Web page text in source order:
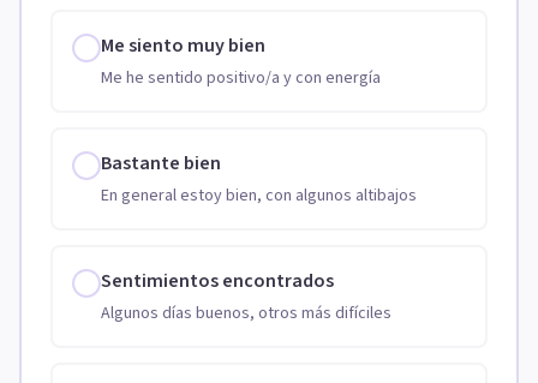
Me siento muy bien
Me he sentido positivo/a y con energía
Bastante bien
En general estoy bien, con algunos altibajos
Sentimientos encontrados
Algunos días buenos, otros más difíciles